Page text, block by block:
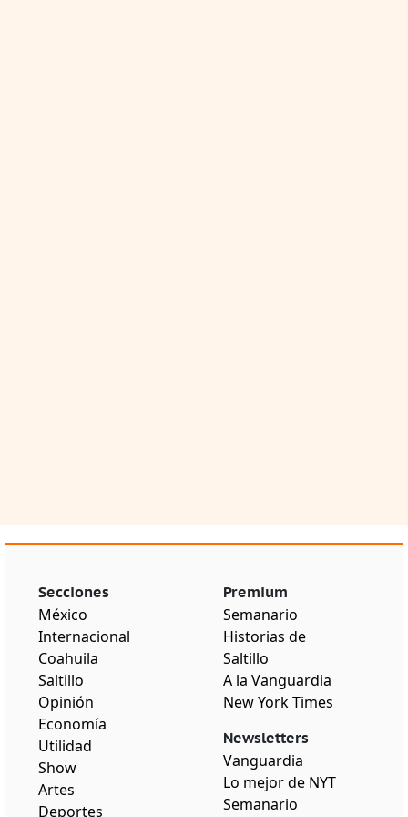
Secciones
México
Internacional
Coahuila
Saltillo
Opinión
Economía
Utilidad
Show
Artes
Deportes
Premium
Semanario
Historias de
Saltillo
A la Vanguardia
New York Times
Newsletters
Vanguardia
Lo mejor de NYT
Semanario